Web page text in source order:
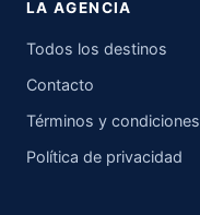
LA AGENCIA
Todos los destinos
Contacto
Términos y condiciones
Política de privacidad